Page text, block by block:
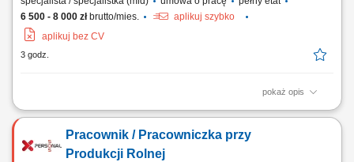
6 500 - 8 000 złbrutto/mies.
aplikuj szybko
aplikuj bez CV
3 godz.
pokaż opis
Opis stanowiska Organizacja, prowadzenie i nadzór nad realizacją
dotyczących rozwiązań konstrukcyjnych, technicznych; Prowadzenie
dokumentacji budowlanej i technicznej oraz korespondencji związanej
Pracownik / Pracowniczka przy
Produkcji Rolnej